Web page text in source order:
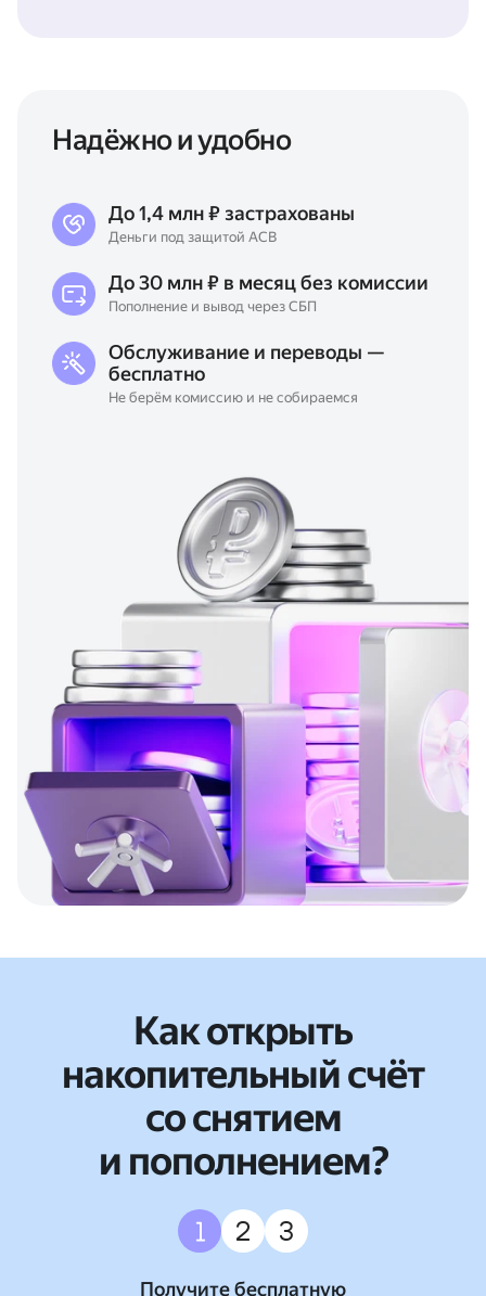
Надёжно и удобно
До 1,4 млн ₽ застрахованы
Деньги под защитой АСВ
До 30 млн ₽ в месяц без комиссии
Пополнение и вывод через СБП
Обслуживание и переводы —
бесплатно
Не берём комиссию и не собираемся
Как открыть
накопительный счёт
со снятием
и пополнением?
Получите бесплатную
Пройдите идентификацию
Ваш Сейв готов